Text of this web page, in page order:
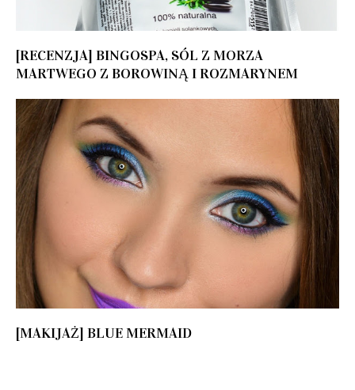
[RECENZJA] BINGOSPA, SÓL Z MORZA
MARTWEGO Z BOROWINĄ I ROZMARYNEM
[MAKIJAŻ] BLUE MERMAID